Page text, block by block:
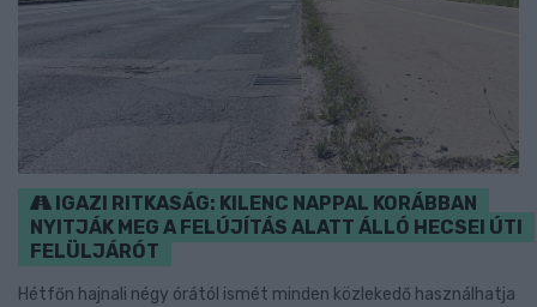
IGAZI RITKASÁG: KILENC NAPPAL KORÁBBAN
NYITJÁK MEG A FELÚJÍTÁS ALATT ÁLLÓ HECSEI ÚTI
FELÜLJÁRÓT
Hétfőn hajnali négy órától ismét minden közlekedő használhatja